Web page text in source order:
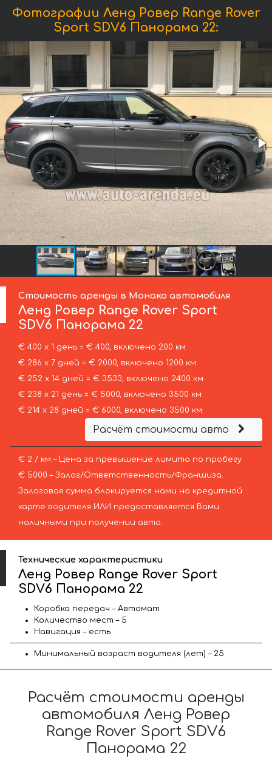
Фотографии Ленд Ровер Range Rover
Sport SDV6 Панорама 22:
Стоимость аренды в Монако автомобиля
Ленд Ровер Range Rover Sport
SDV6 Панорама 22
€ 400 х 1 день = € 400, включено 200 км
€ 286 х 7 дней = € 2000, включено 1200 км
€ 252 х 14 дней = € 3533, включено 2400 км
€ 238 х 21 день = € 5000, включено 3500 км
€ 214 х 28 дней = € 6000, включено 3500 км
Расчёт стоимости авто
€ 2 / км – Цена за превышение лимита по пробегу
€ 5000 – Залог/Ответственность/Франшиза.
Залоговая сумма блокируется нами на кредитной
карте водителя ИЛИ предоставляется Вами
наличными при получении авто.
Технические характеристики
Ленд Ровер Range Rover Sport
SDV6 Панорама 22
Коробка передач – Автомат
Количество мест – 5
Навигация – есть
Минимальный возраст водителя (лет) – 25
Расчёт стоимости аренды
автомобиля Ленд Ровер
Range Rover Sport SDV6
Панорама 22